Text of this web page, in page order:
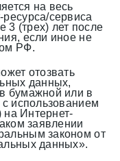
на весь
сервиса
3 (трех) лет после
если иное не
РФ.
отозвать
данных,
бумажной или в
использованием
на Интернет-
заявлении
законом от
данных».